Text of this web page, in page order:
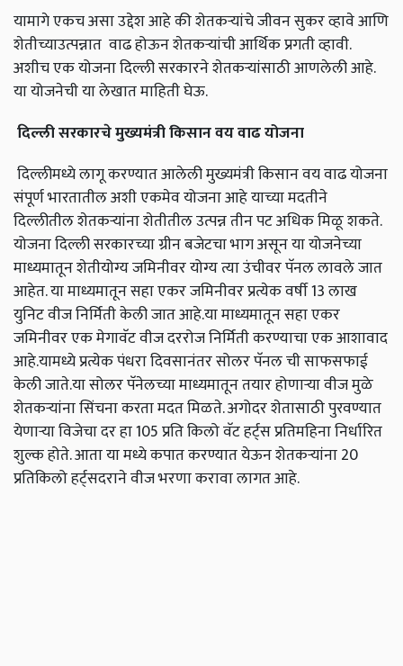
यामागे एकच असा उद्देश आहे की शेतकऱ्यांचे जीवन सुकर व्हावे आणि
शेतीच्याउत्पन्नात वाढ होऊन शेतकऱ्यांची आर्थिक प्रगती व्हावी.
अशीच एक योजना दिल्ली सरकारने शेतकऱ्यांसाठी आणलेली आहे.
या योजनेची या लेखात माहिती घेऊ.
दिल्ली सरकारचे मुख्यमंत्री किसान वय वाढ योजना
दिल्लीमध्ये लागू करण्यात आलेली मुख्यमंत्री किसान वय वाढ योजना
संपूर्ण भारतातील अशी एकमेव योजना आहे याच्या मदतीने
दिल्लीतील शेतकऱ्यांना शेतीतील उत्पन्न तीन पट अधिक मिळू शकते.
योजना दिल्ली सरकारच्या ग्रीन बजेटचा भाग असून या योजनेच्या
माध्यमातून शेतीयोग्य जमिनीवर योग्य त्या उंचीवर पॅनल लावले जात
आहेत. या माध्यमातून सहा एकर जमिनीवर प्रत्येक वर्षी 13 लाख
युनिट वीज निर्मिती केली जात आहे.या माध्यमातून सहा एकर
जमिनीवर एक मेगावॅट वीज दररोज निर्मिती करण्याचा एक आशावाद
आहे.यामध्ये प्रत्येक पंधरा दिवसानंतर सोलर पॅनल ची साफसफाई
केली जाते.या सोलर पॅनेलच्या माध्यमातून तयार होणाऱ्या वीज मुळे
शेतकऱ्यांना सिंचना करता मदत मिळते. अगोदर शेतासाठी पुरवण्यात
येणाऱ्या विजेचा दर हा 105 प्रति किलो वॅट हर्ट्स प्रतिमहिना निर्धारित
शुल्क होते. आता या मध्ये कपात करण्यात येऊन शेतकऱ्यांना 20
प्रतिकिलो हर्ट्सदराने वीज भरणा करावा लागत आहे.